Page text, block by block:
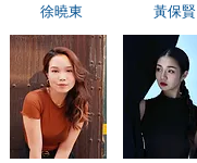
徐曉東 黃保賢